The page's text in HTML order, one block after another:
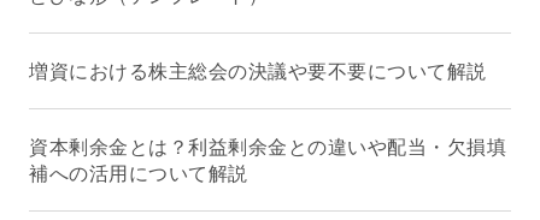
増資における株主総会の決議や要不要について解説
資本剰余金とは？利益剰余金との違いや配当・欠損填
補への活用について解説